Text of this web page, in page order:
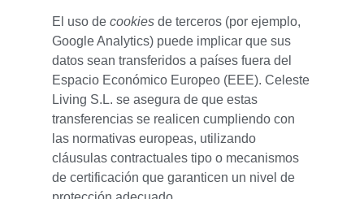
El uso de cookies de terceros (por ejemplo,
Google Analytics) puede implicar que sus
datos sean transferidos a países fuera del
Espacio Económico Europeo (EEE). Celeste
Living S.L. se asegura de que estas
transferencias se realicen cumpliendo con
las normativas europeas, utilizando
cláusulas contractuales tipo o mecanismos
de certificación que garanticen un nivel de